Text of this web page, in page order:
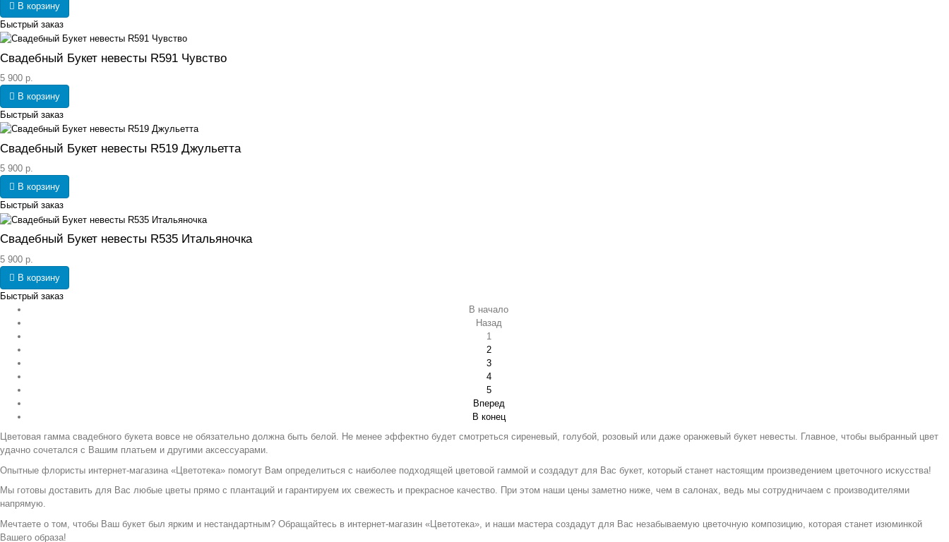
В корзину
Быстрый заказ
Свадебный Букет невесты R591 Чувство
5 900 р.
В корзину
Быстрый заказ
Свадебный Букет невесты R519 Джульетта
5 900 р.
В корзину
Быстрый заказ
Свадебный Букет невесты R535 Итальяночка
5 900 р.
В корзину
Быстрый заказ
В начало
Назад
1
2
3
4
5
Вперед
В конец
Цветовая гамма свадебного букета вовсе не обязательно должна быть белой. Не менее эффектно будет смотреться сиреневый, голубой, розовый или даже оранжевый букет невесты. Главное, чтобы выбранный цвет
удачно сочетался с Вашим платьем и другими аксессуарами.
Опытные флористы интернет-магазина «Цветотека» помогут Вам определиться с наиболее подходящей цветовой гаммой и создадут для Вас букет, который станет настоящим произведением цветочного искусства!
Мы готовы доставить для Вас любые цветы прямо с плантаций и гарантируем их свежесть и прекрасное качество. При этом наши цены заметно ниже, чем в салонах, ведь мы сотрудничаем с производителями
напрямую.
Мечтаете о том, чтобы Ваш букет был ярким и нестандартным? Обращайтесь в интернет-магазин «Цветотека», и наши мастера создадут для Вас незабываемую цветочную композицию, которая станет изюминкой
Вашего образа!